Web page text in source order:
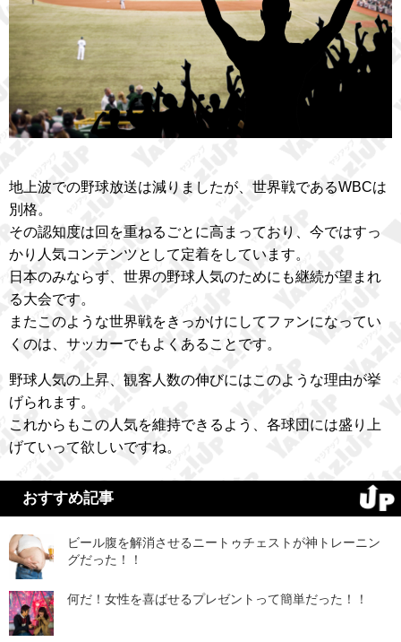
地上波での野球放送は減りましたが、世界戦であるWBCは
別格。
その認知度は回を重ねるごとに高まっており、今ではすっ
かり人気コンテンツとして定着をしています。
日本のみならず、世界の野球人気のためにも継続が望まれ
る大会です。
またこのような世界戦をきっかけにしてファンになってい
くのは、サッカーでもよくあることです。
野球人気の上昇、観客人数の伸びにはこのような理由が挙
げられます。
これからもこの人気を維持できるよう、各球団には盛り上
げていって欲しいですね。
おすすめ記事
ビール腹を解消させるニートゥチェストが神トレーニン
グだった！！
何だ！女性を喜ばせるプレゼントって簡単だった！！